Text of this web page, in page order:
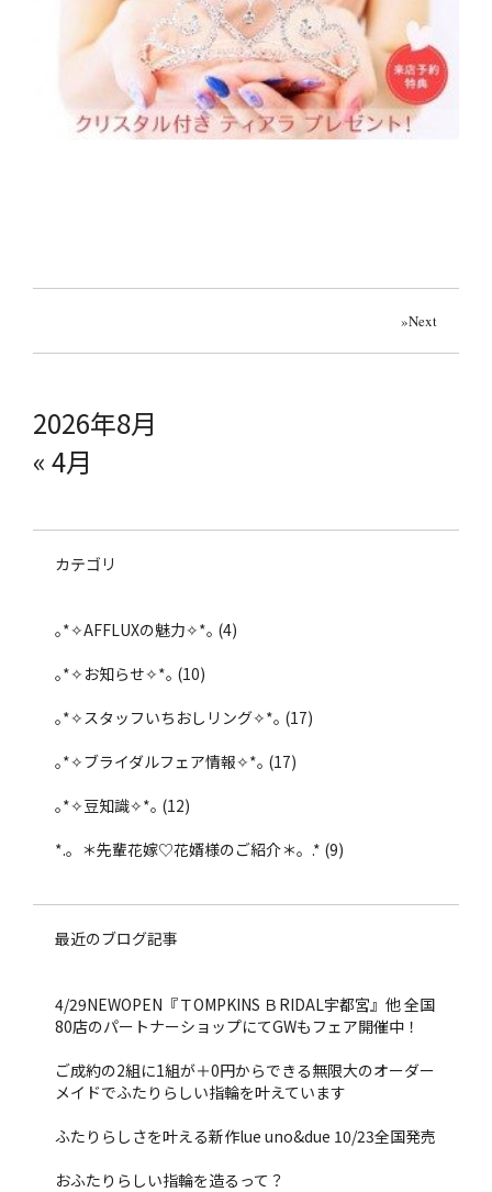
»Next
2026年8月
« 4月
カテゴリ
｡*✧AFFLUXの魅力✧*｡ (4)
｡*✧お知らせ✧*｡ (10)
｡*✧スタッフいちおしリング✧*｡ (17)
｡*✧ブライダルフェア情報✧*｡ (17)
｡*✧豆知識✧*｡ (12)
*.。＊先輩花嫁♡花婿様のご紹介＊。.* (9)
最近のブログ記事
4/29NEWOPEN『ＴOMPKINS ＢRIDAL宇都宮』他 全国
80店のパートナーショップにてGWもフェア開催中！
ご成約の2組に1組が＋0円からできる無限大のオーダー
メイドでふたりらしい指輪を叶えています
ふたりらしさを叶える新作lue uno&due 10/23全国発売
おふたりらしい指輪を造るって？